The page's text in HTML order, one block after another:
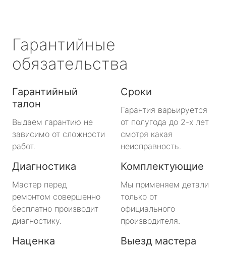
Гарантийные
обязательства
Гарантийный
талон
Выдаем гарантию не
зависимо от сложности
работ.
Сроки
Гарантия варьируется
от полугода до 2-х лет
смотря какая
неисправность.
Диагностика
Мастер перед
ремонтом совершенно
бесплатно производит
диагностику.
Комплектующие
Мы применяем детали
только от
официального
производителя.
Наценка Выезд мастера